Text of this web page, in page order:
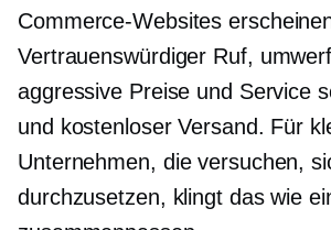
Commerce-Websites
Vertrauenswürdiger Ruf,
aggressive Preise und Service
und kostenloser Versand. Für
Unternehmen, die versuchen,
durchzusetzen, klingt das wie